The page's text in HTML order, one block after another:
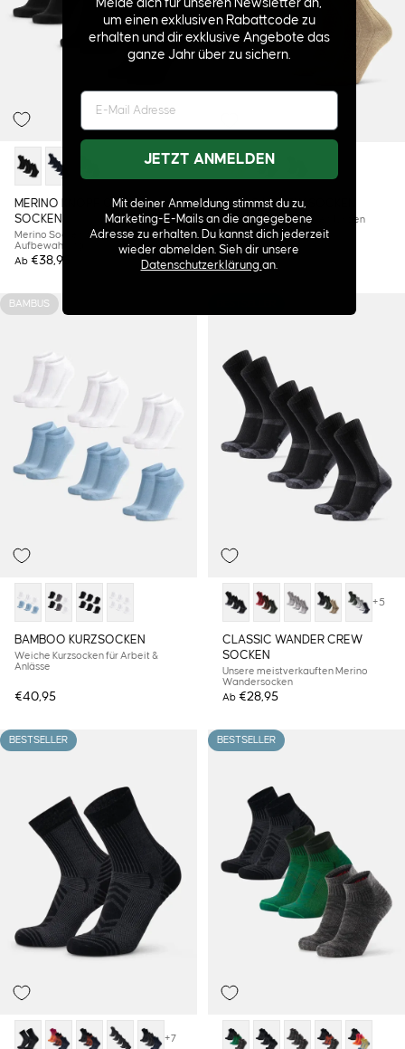
MERINO KNOPF CREW
SOCKEN
Merino Socken mit Knopf zur
Aufbewahrung
Ab €38,95
ALPACA CREW SOCKEN
Warme Alpaka-Socken für den
Alltag
€36,95
BAMBUS
BAMBOO KURZSOCKEN
Weiche Kurzsocken für Arbeit &
Anlässe
€40,95
+5
CLASSIC WANDER CREW
SOCKEN
Unsere meistverkauften Merino
Wandersocken
Ab €28,95
BESTSELLER
+7
BESTSELLER
Melde dich für unseren Newsletter an,
um einen exklusiven Rabattcode zu
erhalten und dir exklusive Angebote das
ganze Jahr über zu sichern.
JETZT ANMELDEN
Mit deiner Anmeldung stimmst du zu,
Marketing-E-Mails an die angegebene
Adresse zu erhalten. Du kannst dich jederzeit
wieder abmelden. Sieh dir unsere
Datenschutzerklärung an.